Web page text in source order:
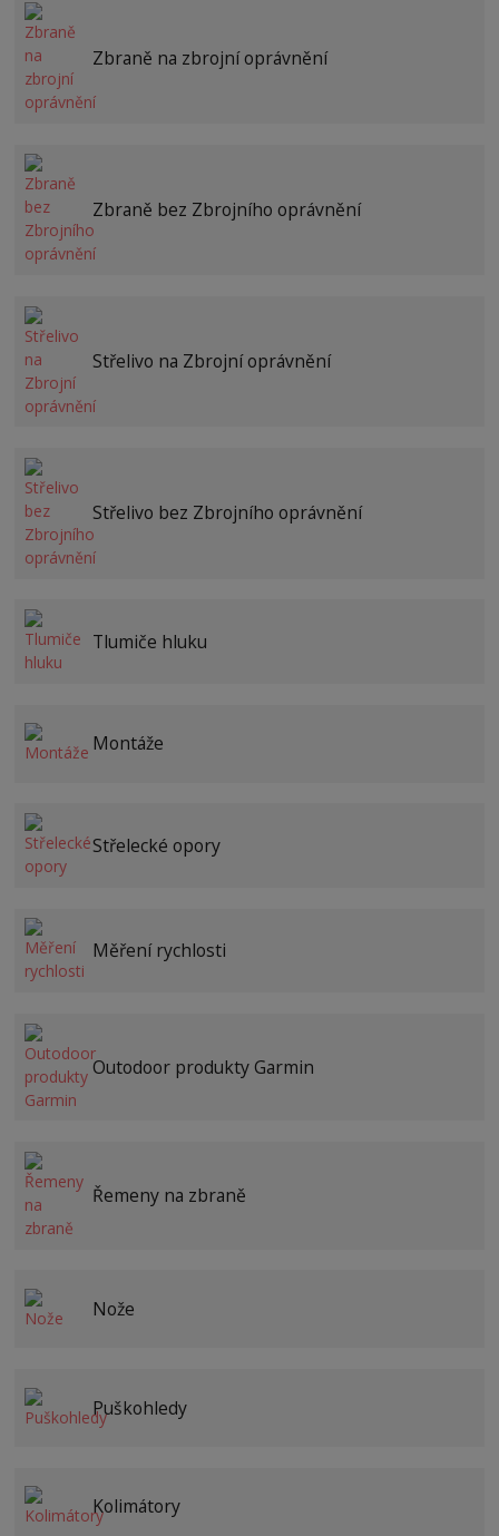
Zbraně na zbrojní oprávnění
Zbraně bez Zbrojního oprávnění
Střelivo na Zbrojní oprávnění
Střelivo bez Zbrojního oprávnění
Tlumiče hluku
Montáže
Střelecké opory
Měření rychlosti
Outodoor produkty Garmin
Řemeny na zbraně
Nože
Puškohledy
Kolimátory